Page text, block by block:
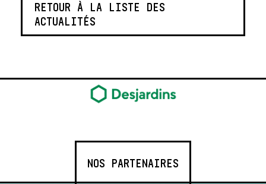
RETOUR À LA LISTE DES
ACTUALITÉS
NOS PARTENAIRES